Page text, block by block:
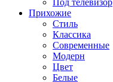
Под телевизор
Прихожие
Стиль
Классика
Современные
Модерн
Цвет
Белые